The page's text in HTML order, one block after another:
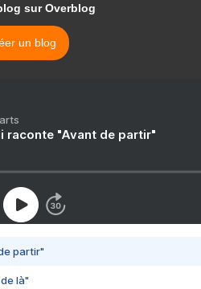
sur Overblog
un blog
raconte "Avant de partir"
partir"
là"